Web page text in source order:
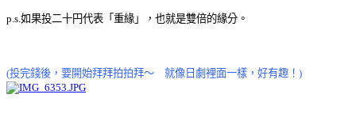
p.s.如果投二十円代表「重緣」，也就是雙倍的緣分。
(投完錢後，要開始拜拜拍拍拜～ 就像日劇裡面一樣，好有趣！)